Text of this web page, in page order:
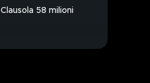
Clausola 58 milioni